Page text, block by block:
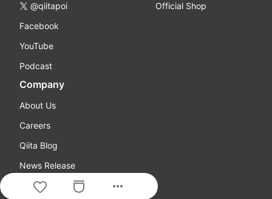
more_horiz
@qiitapoi
Facebook
YouTube
Podcast
Official Shop
Company
About Us
Careers
Qiita Blog
News Release